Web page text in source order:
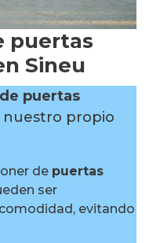
puertas
Sineu
puertas
nuestro propio
de puertas
ser
evitando